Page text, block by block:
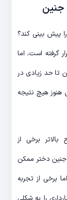
جنین
پیش بینی کند؟
گرفته است، اما
تا حد زیادی در
هیچ نتیجه
برخی از
جنین دختر ممکن
برخی از تجربه